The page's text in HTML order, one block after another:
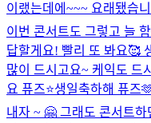
이랬는데에~~~ 요래됐습
이번 콘서트도 그렇고 늘
답할게요! 빨리 또 봐요🥰
많이 드시고요~ 케익도 드
요 퓨즈⭐️생일축하해 퓨즈
내자 ~ 🤗 그래도 콘서트